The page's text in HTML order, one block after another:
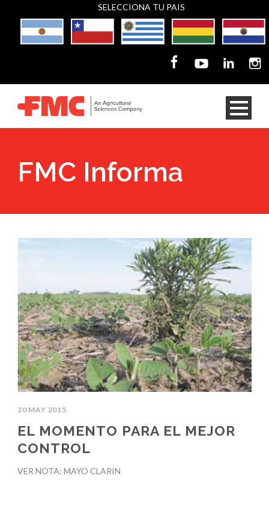
SELECCIONA TU PAIS
FMC Informa
20 MAY 2015
EL MOMENTO PARA EL MEJOR
CONTROL
VER NOTA: MAYO CLARIN